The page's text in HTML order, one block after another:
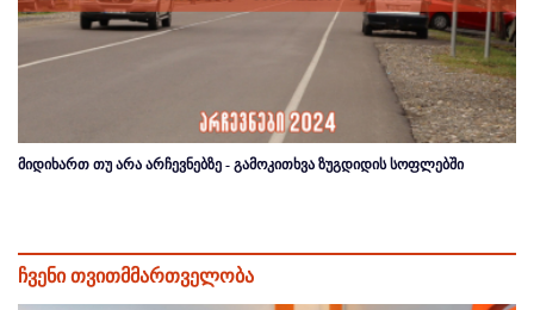
მიდიხართ თუ არა არჩევნებზე - გამოკითხვა ზუგდიდის სოფლებში
ჩვენი თვითმმართველობა